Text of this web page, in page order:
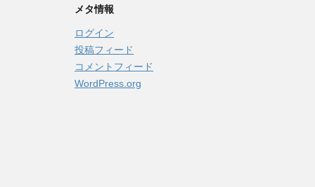
メタ情報
ログイン
投稿フィード
コメントフィード
WordPress.org